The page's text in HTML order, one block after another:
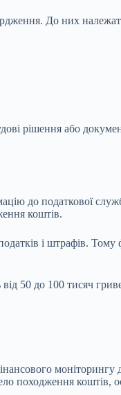
До них
рішення або
до податкової
коштів.
і штрафів.
50 до 100 тисяч
коштів,